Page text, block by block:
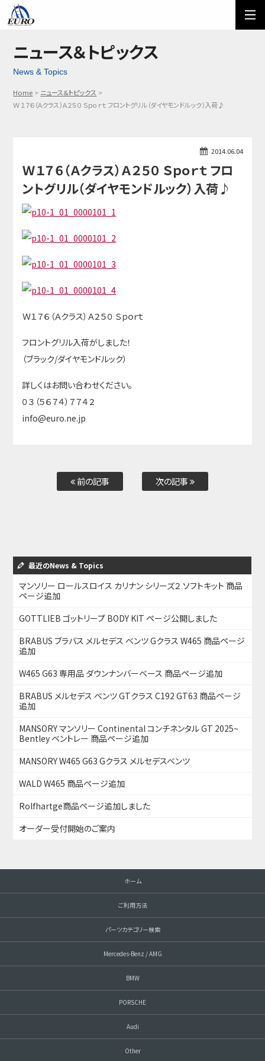
オーダーフォーム
メール問い合わせ
03-5674-7742
ニュース＆トピックス
News & Topics
Home
ニュース＆トピックス
Ｗ１７６（Ａクラス）Ａ２５０ Ｓｐｏｒｔ フロントグリル（ダイヤモンドルック）入荷♪
2014.06.04
Ｗ１７６（Ａクラス）Ａ２５０ Ｓｐｏｒｔ フロ
ントグリル（ダイヤモンドルック）入荷♪
Ｗ１７６（Ａクラス）Ａ２５０ Ｓｐｏｒｔ
フロントグリル入荷がしました！
（ブラック/ダイヤモンドルック）
詳しくはお問い合わせください。
０３（５６７４）７７４２
info@euro.ne.jp
前の記事 次の記事
最近のNews & Topics
マンソリー ロールスロイス カリナン シリーズ２ ソフトキット 商品
ページ追加
GOTTLIEB ゴットリープ BODY KIT ページ公開しました
BRABUS ブラバス メルセデス ベンツ Gクラス W465 商品ページ
追加
W465 G63 専用品 ダウンナンバーベース 商品ページ追加
BRABUS メルセデス ベンツ GTクラス C192 GT63 商品ページ
追加
MANSORY マンソリー Continental コンチネンタル GT 2025~
Bentley ベントレー 商品ページ追加
MANSORY W465 G63 Gクラス メルセデスベンツ
WALD W465 商品ページ追加
Rolfhartge商品ページ追加しました
オーダー受付開始のご案内
ホーム
ご利用方法
パーツカテゴリー検索
Mercedes-Benz / AMG
BMW
PORSCHE
Audi
Other